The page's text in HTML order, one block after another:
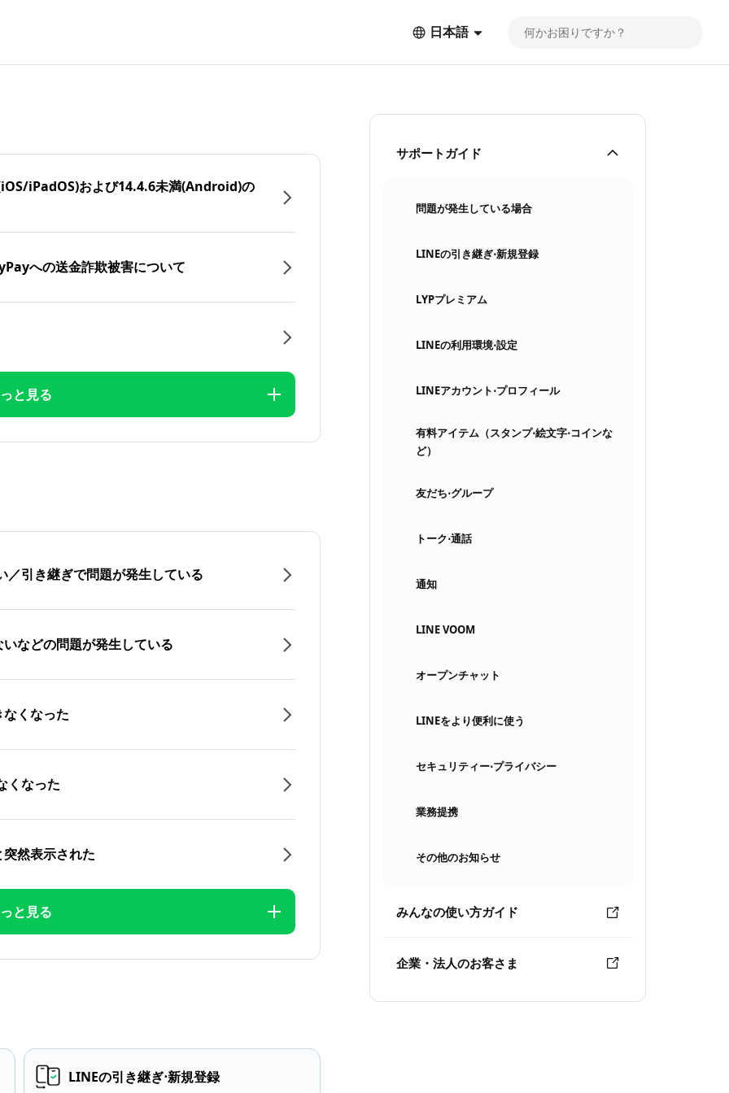
日本語
サポートガイド
問題が発生している場合
LINEの引き継ぎ⋅新規登録
LYPプレミアム
LINEの利用環境⋅設定
LINEアカウント⋅プロフィール
有料アイテム（スタンプ⋅絵文字⋅コインな
ど）
友だち⋅グループ
トーク⋅通話
通知
LINE VOOM
オープンチャット
LINEをより便利に使う
セキュリティー⋅プライバシー
業務提携
その他のお知らせ
みんなの使い方ガイド
企業・法人のお客さま
iPadOS)および14.4.6未満(Android)の
への送金詐欺被害について
と見る
引き継ぎで問題が発生している
などの問題が発生している
くなった
くなった
然表示された
と見る
LINEの引き継ぎ⋅新規登録